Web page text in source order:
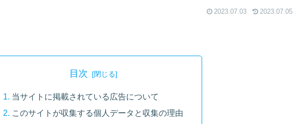
2023.07.03 2023.07.05
目次
当サイトに掲載されている広告について
このサイトが収集する個人データと収集の理由